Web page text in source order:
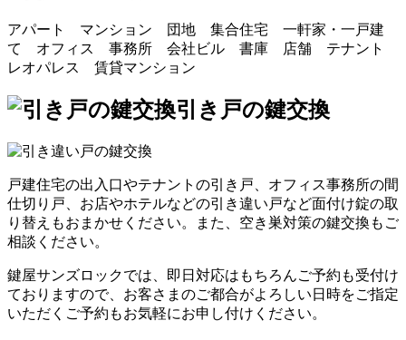
アパート マンション 団地 集合住宅 一軒家・一戸建
て オフィス 事務所 会社ビル 書庫 店舗 テナント
レオパレス 賃貸マンション
引き戸の鍵交換
戸建住宅の出入口やテナントの引き戸、オフィス事務所の間
仕切り戸、お店やホテルなどの引き違い戸など面付け錠の取
り替えもおまかせください。また、空き巣対策の鍵交換もご
相談ください。
鍵屋サンズロックでは、即日対応はもちろんご予約も受付け
ておりますので、お客さまのご都合がよろしい日時をご指定
いただくご予約もお気軽にお申し付けください。